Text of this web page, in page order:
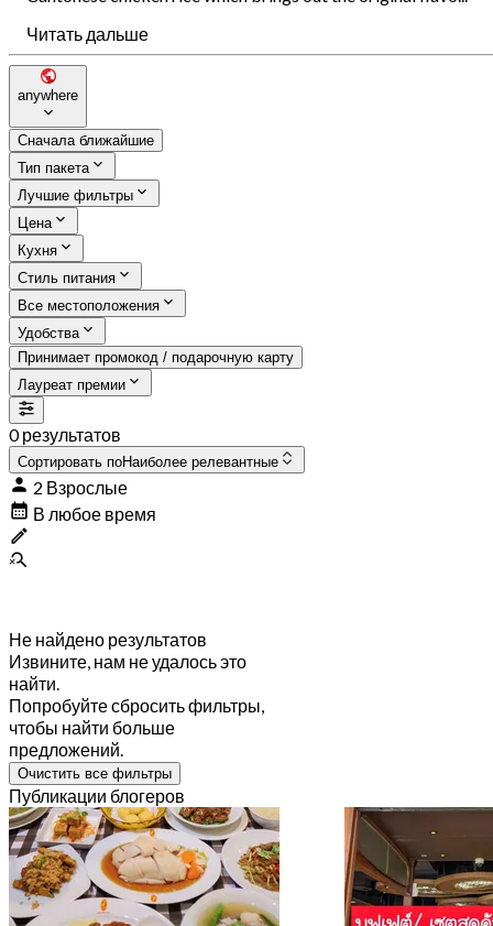
Читать дальше
anywhere
Сначала ближайшие
Тип пакета
Лучшие фильтры
Цена
Кухня
Стиль питания
Все местоположения
Удобства
Принимает промокод / подарочную карту
Лауреат премии
0 результатов
Сортировать поНаиболее релевантные
2 Взрослые
В любое время
Не найдено результатов
Извините, нам не удалось это
найти.
Попробуйте сбросить фильтры,
чтобы найти больше
предложений.
Очистить все фильтры
Публикации блогеров